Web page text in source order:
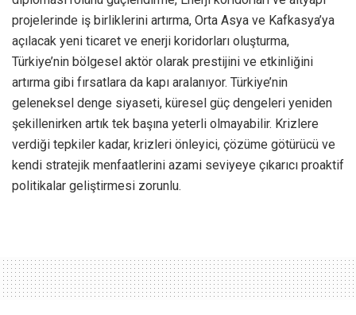
projelerinde iş birliklerini artırma, Orta Asya ve Kafkasya’ya
açılacak yeni ticaret ve enerji koridorları oluşturma,
Türkiye’nin bölgesel aktör olarak prestijini ve etkinliğini
artırma gibi fırsatlara da kapı aralanıyor. Türkiye’nin
geleneksel denge siyaseti, küresel güç dengeleri yeniden
şekillenirken artık tek başına yeterli olmayabilir. Krizlere
verdiği tepkiler kadar, krizleri önleyici, çözüme götürücü ve
kendi stratejik menfaatlerini azami seviyeye çıkarıcı proaktif
politikalar geliştirmesi zorunlu.